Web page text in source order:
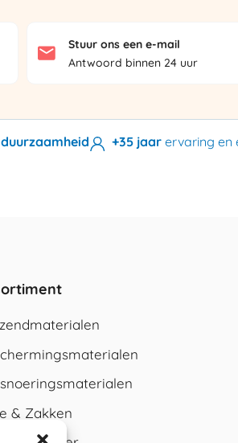
Stuur ons een e-mail
Antwoord binnen 24 uur
+35 jaar ervaring en
& Zakken